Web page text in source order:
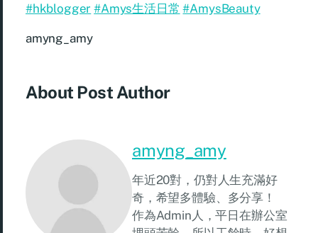
#hkblogger #Amys生活日常 #AmysBeauty
amyng_amy
About Post Author
amyng_amy
年近20對，仍對人生充滿好
奇，希望多體驗、多分享！
作為Admin人，平日在辦公室